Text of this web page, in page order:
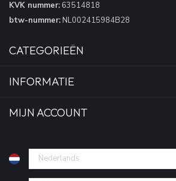
KVK nummer: 63514818
btw-nummer: NL002415984B28
CATEGORIEËN
INFORMATIE
MIJN ACCOUNT